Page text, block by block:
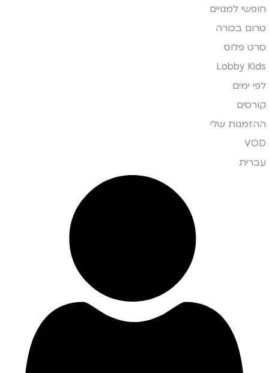
חופשי למנויים
טרום בכורה
סרט פלוס
Lobby Kids
לפי ימים
קורסים
ההזמנות שלי
VOD
עברית